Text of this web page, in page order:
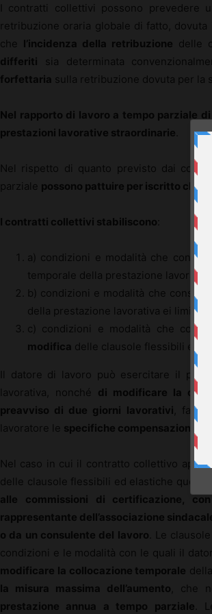
I contratti collettivi possono prevedere
retribuzione oraria globale di fatto,
che l’incidenza della retribuzione delle
differiti sia determinata
forfettaria sulla retribuzione dovuta per la
Nel rapporto di lavoro a tempo parziale
prestazioni lavorative straordinarie
Nel rispetto di quanto previsto dai
parziale possono pattuire per iscritto
I contratti collettivi stabiliscono
a) condizioni e modalità che
temporale della prestazione lavorativa;
b) condizioni e modalità che
della prestazione lavorativa ei limiti
c) condizioni e modalità che
modifica delle clausole flessibili ed
Il datore di lavoro può esercitare il
lavorativa, nonché di modificare la
preavviso di due giorni lavorativi , fatte
lavoratore le specifiche compensazioni
Nel caso in cui il contratto collettivo
delle clausole flessibili ed elastiche queste
alle commissioni di certificazione,
rappresentante dell’associazione
o da un consulente del lavoro . Le
condizioni e le modalità con le quali il
modificare la collocazione temporale
la misura massima dell’aumento , che
prestazione annua a tempo parziale .